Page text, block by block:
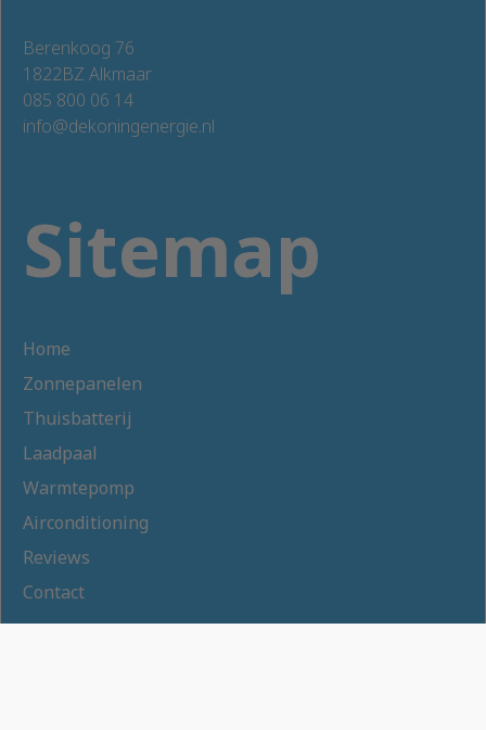
Sitemap
Home
Zonnepanelen
Thuisbatterij
Laadpaal
Warmtepomp
Airconditioning
Reviews
Contact
Berenkoog 76
1822BZ Alkmaar
085 800 06 14
info@dekoningenergie.nl